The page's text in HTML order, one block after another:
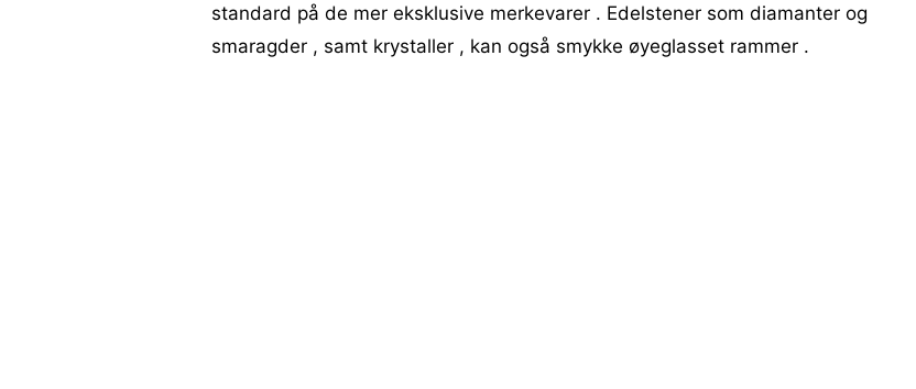
standard på de mer eksklusive merkevarer . Edelstener som diamanter og
smaragder , samt krystaller , kan også smykke øyeglasset rammer .